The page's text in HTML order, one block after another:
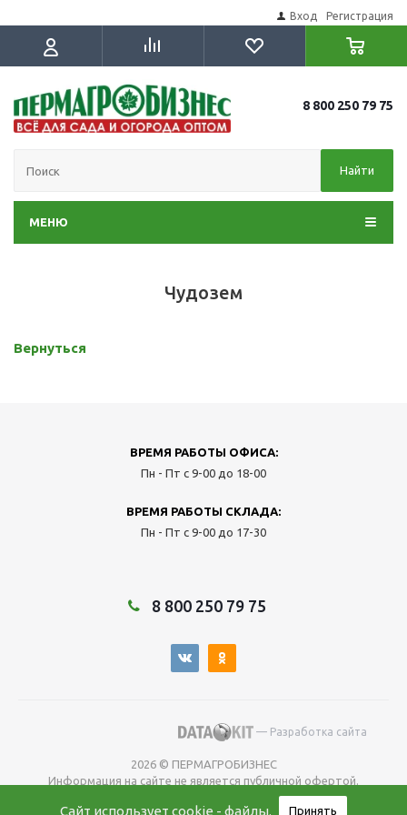
Вход Регистрация
8 800 250 79 75
Найти
МЕНЮ
Чудозем
Вернуться
ВРЕМЯ РАБОТЫ ОФИСА:
Пн - Пт с 9-00 до 18-00
ВРЕМЯ РАБОТЫ СКЛАДА:
Пн - Пт с 9-00 до 17-30
8 800 250 79 75
— Разработка сайта
2026 © ПЕРМАГРОБИЗНЕС
Информация на сайте не является публичной офертой.
Сайт использует cookie - файлы. Принять